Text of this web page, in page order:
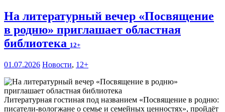
На литературный вечер «Посвящение
в родню» приглашает областная
библиотека 12+
01.07.2026 Новости, 12+
Литературная гостиная под названием «Посвящение в родню:
писатели-вологжане о семье и семейных ценностях», пройдёт